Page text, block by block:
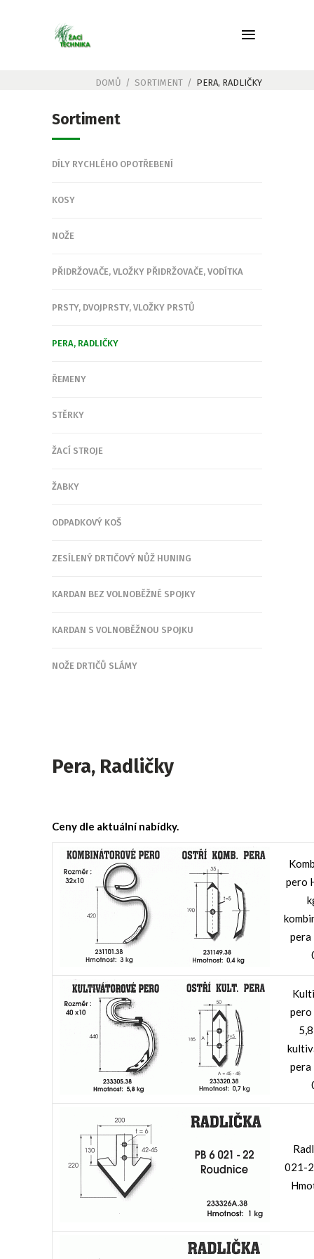
DOMŮ / SORTIMENT / PERA, RADLIČKY
Sortiment
DÍLY RYCHLÉHO OPOTŘEBENÍ
KOSY
NOŽE
PŘIDRŽOVAČE, VLOŽKY PŘIDRŽOVAČE, VODÍTKA
PRSTY, DVOJPRSTY, VLOŽKY PRSTŮ
PERA, RADLIČKY
ŘEMENY
STĚRKY
ŽACÍ STROJE
ŽABKY
ODPADKOVÝ KOŠ
ZESÍLENÝ DRTIČOVÝ NŮŽ HUNING
KARDAN BEZ VOLNOBĚŽNÉ SPOJKY
KARDAN S VOLNOBĚŽNOU SPOJKU
NOŽE DRTIČŮ SLÁMY
Pera, Radličky
Ceny dle aktuální nabídky.
pero
pera
pera
021-